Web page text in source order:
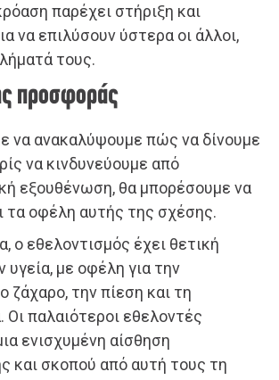
παρέχει στήριξη και
να επιλύσουν ύστερα οι άλλοι,
τους.
προσφοράς
να ανακαλύψουμε πώς να δίνουμε
να κινδυνεύουμε από
εξουθένωση, θα μπορέσουμε να
τα οφέλη αυτής της σχέσης.
ο εθελοντισμός έχει θετική
υγεία, με οφέλη για την
ζάχαρο, την πίεση και τη
Οι παλαιότεροι εθελοντές
ενισχυμένη αίσθηση
και σκοπού από αυτή τους τη